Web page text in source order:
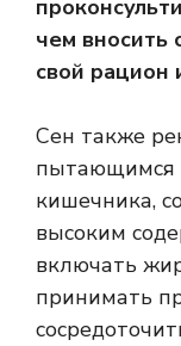
чем вносить
свой рацион
Сен также
пытающимся
кишечника,
высоким
включать
принимать